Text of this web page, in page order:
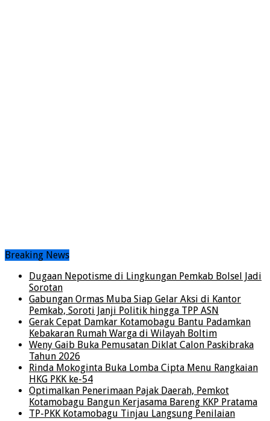
Breaking News
Dugaan Nepotisme di Lingkungan Pemkab Bolsel Jadi
Sorotan
Gabungan Ormas Muba Siap Gelar Aksi di Kantor
Pemkab, Soroti Janji Politik hingga TPP ASN
Gerak Cepat Damkar Kotamobagu Bantu Padamkan
Kebakaran Rumah Warga di Wilayah Boltim
Weny Gaib Buka Pemusatan Diklat Calon Paskibraka
Tahun 2026
Rinda Mokoginta Buka Lomba Cipta Menu Rangkaian
HKG PKK ke-54
Optimalkan Penerimaan Pajak Daerah, Pemkot
Kotamobagu Bangun Kerjasama Bareng KKP Pratama
TP-PKK Kotamobagu Tinjau Langsung Penilaian